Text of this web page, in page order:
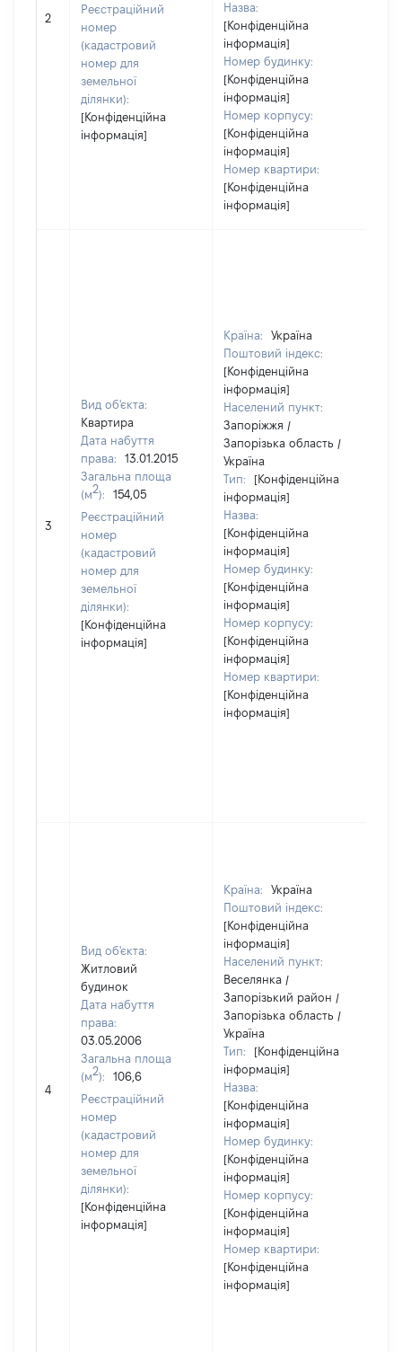
2
Реєстраційний
номер
(кадастровий
номер для
земельної
ділянки):
[Конфіденційна
інформація]
Назва:
[Конфіденційна
інформація]
Номер будинку:
[Конфіденційна
інформація]
Номер корпусу:
[Конфіденційна
інформація]
Номер квартири:
[Конфіденційна
інформація]
3
Вид об'єкта:
Квартира
Дата набуття
права:
13.01.2015
Загальна площа
(м2):
154,05
Реєстраційний
номер
(кадастровий
номер для
земельної
ділянки):
[Конфіденційна
інформація]
Країна:
Україна
Поштовий індекс:
[Конфіденційна
інформація]
Населений пункт:
Запоріжжя /
Запорізька область /
Україна
Тип:
[Конфіденційна
інформація]
Назва:
[Конфіденційна
інформація]
Номер будинку:
[Конфіденційна
інформація]
Номер корпусу:
[Конфіденційна
інформація]
Номер квартири:
[Конфіденційна
інформація]
4
Вид об'єкта:
Житловий
будинок
Дата набуття
права:
03.05.2006
Загальна площа
(м2):
106,6
Реєстраційний
номер
(кадастровий
номер для
земельної
ділянки):
[Конфіденційна
інформація]
Країна:
Україна
Поштовий індекс:
[Конфіденційна
інформація]
Населений пункт:
Веселянка /
Запорізький район /
Запорізька область /
Україна
Тип:
[Конфіденційна
інформація]
Назва:
[Конфіденційна
інформація]
Номер будинку:
[Конфіденційна
інформація]
Номер корпусу:
[Конфіденційна
інформація]
Номер квартири:
[Конфіденційна
інформація]